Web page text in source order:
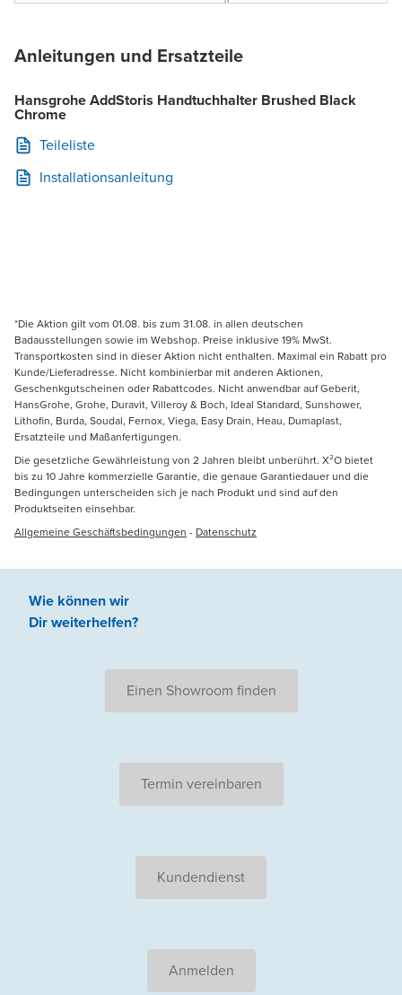
Anleitungen und Ersatzteile
Hansgrohe AddStoris Handtuchhalter Brushed Black
Chrome
Teileliste
Installationsanleitung
*Die Aktion gilt vom 01.08. bis zum 31.08. in allen deutschen
Badausstellungen sowie im Webshop. Preise inklusive 19% MwSt.
Transportkosten sind in dieser Aktion nicht enthalten. Maximal ein Rabatt pro
Kunde/Lieferadresse. Nicht kombinierbar mit anderen Aktionen,
Geschenkgutscheinen oder Rabattcodes. Nicht anwendbar auf Geberit,
HansGrohe, Grohe, Duravit, Villeroy & Boch, Ideal Standard, Sunshower,
Lithofin, Burda, Soudal, Fernox, Viega, Easy Drain, Heau, Dumaplast,
Ersatzteile und Maßanfertigungen.
Die gesetzliche Gewährleistung von 2 Jahren bleibt unberührt. X²O bietet
bis zu 10 Jahre kommerzielle Garantie, die genaue Garantiedauer und die
Bedingungen unterscheiden sich je nach Produkt und sind auf den
Produktseiten einsehbar.
Allgemeine Geschäftsbedingungen - Datenschutz
Wie können wir
Dir weiterhelfen?
Einen Showroom finden
Termin vereinbaren
Kundendienst
Anmelden